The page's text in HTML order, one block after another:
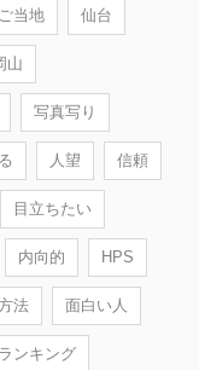
ご当地 仙台
山
写真写り
人望 信頼
目立ちたい
内向的 HPS
法 面白い人
ンキング